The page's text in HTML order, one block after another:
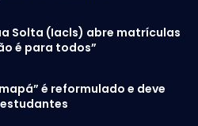
Solta (Iacls) abre matrículas
é para todos”
é reformulado e deve